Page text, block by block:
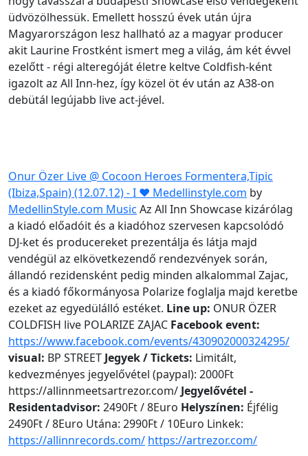
üdvözölhessük. Emellett hosszú évek után újra
Magyarországon lesz hallható az a magyar producer
akit Laurine Frostként ismert meg a világ, ám két évvel
ezelőtt - régi alteregóját életre keltve Coldfish-ként
igazolt az All Inn-hez, így közel öt év után az A38-on
debütál legújabb live act-jével.
Onur Özer Live @ Cocoon Heroes Formentera,Tipic
(Ibiza,Spain) (12.07.12) - I ❤ Medellinstyle.com by
MedellinStyle.com Music Az All Inn Showcase kizárólag
a kiadó előadóit és a kiadóhoz szervesen kapcsolódó
DJ-ket és producereket prezentálja és látja majd
vendégül az elkövetkezendő rendezvények során,
állandó rezidensként pedig minden alkalommal Zajac,
és a kiadó főkormányosa Polarize foglalja majd keretbe
ezeket az egyedülálló estéket. Line up: ONUR ÖZER
COLDFISH live POLARIZE ZAJAC Facebook event:
https://www.facebook.com/events/430902000324295/
visual: BP STREET Jegyek / Tickets: Limitált,
kedvezményes jegyelővétel (paypal): 2000Ft
https://allinnmeetsartrezor.com/ Jegyelővétel -
Residentadvisor: 2490Ft / 8Euro Helyszínen: Éjfélig
2490Ft / 8Euro Utána: 2990Ft / 10Euro Linkek:
https://allinnrecords.com/ https://artrezor.com/